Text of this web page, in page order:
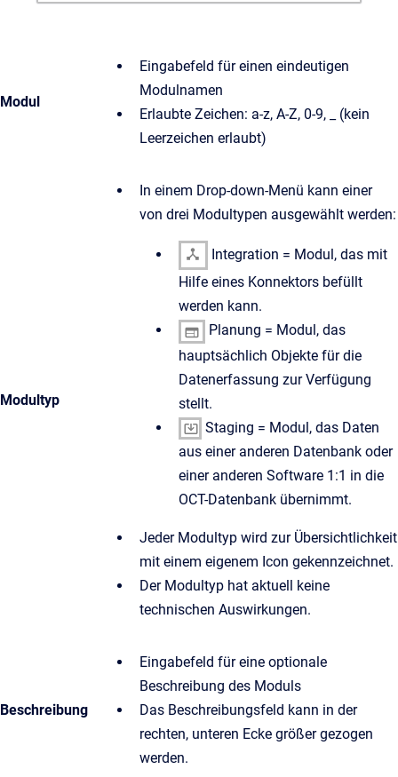
Modul
Eingabefeld für einen eindeutigen
Modulnamen
Erlaubte Zeichen: a-z, A-Z, 0-9, _ (kein
Leerzeichen erlaubt)
Modultyp
In einem Drop-down-Menü kann einer
von drei Modultypen ausgewählt werden:
Integration = Modul, das mit
Hilfe eines Konnektors befüllt
werden kann.
Planung = Modul, das
hauptsächlich Objekte für die
Datenerfassung zur Verfügung
stellt.
Staging = Modul, das Daten
aus einer anderen Datenbank oder
einer anderen Software 1:1 in die
OCT-Datenbank übernimmt.
Jeder Modultyp wird zur Übersichtlichkeit
mit einem eigenem Icon gekennzeichnet.
Der Modultyp hat aktuell keine
technischen Auswirkungen.
Beschreibung
Eingabefeld für eine optionale
Beschreibung des Moduls
Das Beschreibungsfeld kann in der
rechten, unteren Ecke größer gezogen
werden.